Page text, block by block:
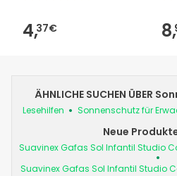
4,37€ 8,
ÄHNLICHE SUCHEN ÜBER
Lesehilfen Sonnenschutz für
Neue
Suavinex Gafas Sol Infantil Studio
Suavinex Gafas Sol Infantil Studio